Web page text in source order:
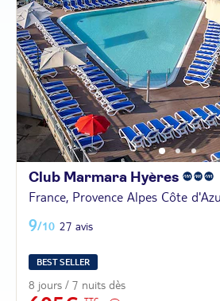
Club Marmara Hyères
France, Provence Alpes Côte
9/10 27 avis
BEST SELLER
8 jours / 7 nuits dès